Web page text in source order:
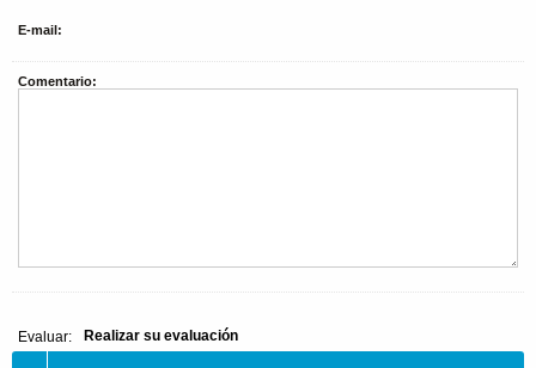
E-mail:
Comentario:
Evaluar: Realizar su evaluación